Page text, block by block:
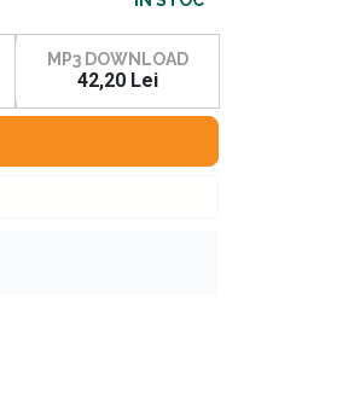
MP3 DOWNLOAD
42,20 Lei